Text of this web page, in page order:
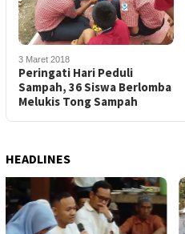
3 Maret 2018
Peringati Hari Peduli
Sampah, 36 Siswa Berlomba
Melukis Tong Sampah
HEADLINES